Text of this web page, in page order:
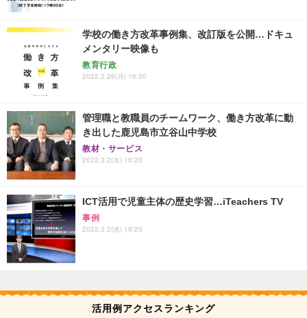
学校の働き方改革事例集、改訂版を公開…ドキュ
メンタリー映像も
教育行政
2022.2.28(月) 16:20
管理職と教職員のチームワーク、働き方改革に動
き出した鹿児島市立谷山中学校
教材・サービス
2022.3.2(水) 10:20
ICT活用で児童主体の歴史学習…iTeachers TV
事例
2022.3.2(水) 19:20
活用例アクセスランキング